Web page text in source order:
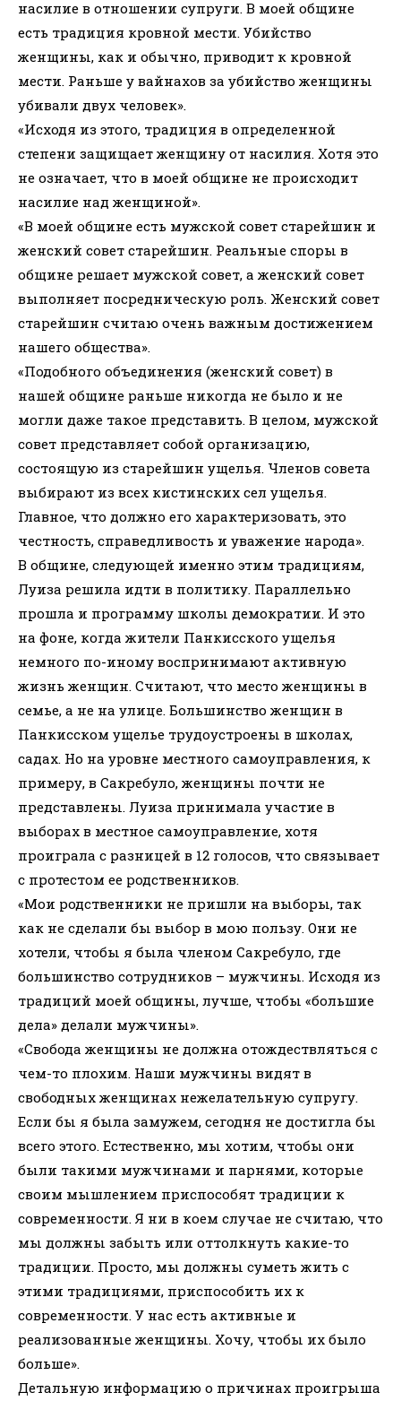
насилие в отношении супруги. В моей общине
есть традиция кровной мести. Убийство
женщины, как и обычно, приводит к кровной
мести. Раньше у вайнахов за убийство женщины
убивали двух человек».
«Исходя из этого, традиция в определенной
степени защищает женщину от насилия. Хотя это
не означает, что в моей общине не происходит
насилие над женщиной».
«В моей общине есть мужской совет старейшин и
женский совет старейшин. Реальные споры в
общине решает мужской совет, а женский совет
выполняет посредническую роль. Женский совет
старейшин считаю очень важным достижением
нашего общества».
«Подобного объединения (женский совет) в
нашей общине раньше никогда не было и не
могли даже такое представить. В целом, мужской
совет представляет собой организацию,
состоящую из старейшин ущелья. Членов совета
выбирают из всех кистинских сел ущелья.
Главное, что должно его характеризовать, это
честность, справедливость и уважение народа».
В общине, следующей именно этим традициям,
Луиза решила идти в политику. Параллельно
прошла и программу школы демократии. И это
на фоне, когда жители Панкисского ущелья
немного по-иному воспринимают активную
жизнь женщин. Считают, что место женщины в
семье, а не на улице. Большинство женщин в
Панкисском ущелье трудоустроены в школах,
садах. Но на уровне местного самоуправления, к
примеру, в Сакребуло, женщины почти не
представлены. Луиза принимала участие в
выборах в местное самоуправление, хотя
проиграла с разницей в 12 голосов, что связывает
с протестом ее родственников.
«Мои родственники не пришли на выборы, так
как не сделали бы выбор в мою пользу. Они не
хотели, чтобы я была членом Сакребуло, где
большинство сотрудников – мужчины. Исходя из
традиций моей общины, лучше, чтобы «большие
дела» делали мужчины».
«Свобода женщины не должна отождествляться с
чем-то плохим. Наши мужчины видят в
свободных женщинах нежелательную супругу.
Если бы я была замужем, сегодня не достигла бы
всего этого. Естественно, мы хотим, чтобы они
были такими мужчинами и парнями, которые
своим мышлением приспособят традиции к
современности. Я ни в коем случае не считаю, что
мы должны забыть или оттолкнуть какие-то
традиции. Просто, мы должны суметь жить с
этими традициями, приспособить их к
современности. У нас есть активные и
реализованные женщины. Хочу, чтобы их было
больше».
Детальную информацию о причинах проигрыша